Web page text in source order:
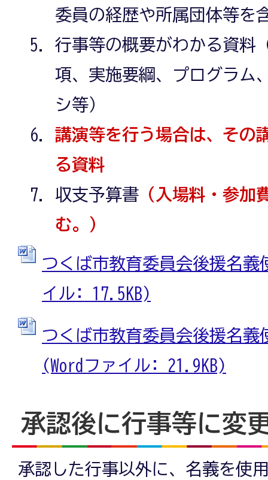
委員の経歴や所属団体等を
行事等の概要がわかる資料
項、実施要綱、プログラム
シ等）
講演等を行う場合は、その
る資料
収支予算書 （入場料・参加
む。）
つくば市教育委員会後援名義
イル: 17.5KB)
つくば市教育委員会後援名義
(Wordファイル: 21.9KB)
承認後に行事等に変
承認した行事以外に、名義を使